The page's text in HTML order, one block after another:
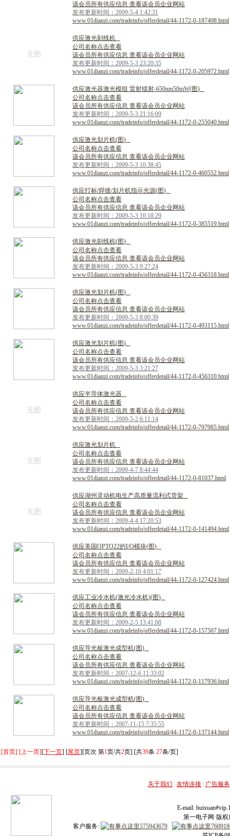
该会员所有供应信息 查看该会员企业网站
发布更新时间：2009-5-4 1:42:31
www.01dianzi.com/tradeinfo/offerdetail/44-1172-0-187408.html
无图
供应激光刻 线机
公司名称点击查看
该会员所有供应信息 查看该会员企业网站
发布更新时间：2009-5-3 23:20:35
www.01dianzi.com/tradeinfo/offerdetail/44-1172-0-205972.html
供应激光器激光模组 雷射镭射-650nm50mW(图)
公司名称点击查看
该会员所有供应信息 查看该会员企业网站
发布更新时间：2009-5-3 21:16:09
www.01dianzi.com/tradeinfo/offerdetail/44-1172-0-255040.html
供应激光划 片机(图)
公司名称点击查看
该会员所有供应信息 查看该会员企业网站
发布更新时间：2009-5-3 10:38:45
www.01dianzi.com/tradeinfo/offerdetail/44-1172-0-460552.html
供应打标/焊接/划 片机指示光源(图)
公司名称点击查看
该会员所有供应信息 查看该会员企业网站
发布更新时间：2009-5-3 10:18:29
www.01dianzi.com/tradeinfo/offerdetail/44-1172-0-385519.html
供应激光刻 线机(图)
公司名称点击查看
该会员所有供应信息 查看该会员企业网站
发布更新时间：2009-5-3 9:27:24
www.01dianzi.com/tradeinfo/offerdetail/44-1172-0-456318.html
供应激光划 片机(图)
公司名称点击查看
该会员所有供应信息 查看该会员企业网站
发布更新时间：2009-5-3 8:00:39
www.01dianzi.com/tradeinfo/offerdetail/44-1172-0-493115.html
供应激光划 片机(图)
公司名称点击查看
该会员所有供应信息 查看该会员企业网站
发布更新时间：2009-5-3 3:21:27
www.01dianzi.com/tradeinfo/offerdetail/44-1172-0-456310.html
无图
供应半导体激光器
公司名称点击查看
该会员所有供应信息 查看该会员企业网站
发布更新时间：2009-5-2 6:11:14
www.01dianzi.com/tradeinfo/offerdetail/44-1172-0-797985.html
无图
供应激光划 片机
公司名称点击查看
该会员所有供应信息 查看该会员企业网站
发布更新时间：2009-4-7 8:44:44
www.01dianzi.com/tradeinfo/offerdetail/44-1172-0-81037.html
无图
供应湖州 灵动机电生产高质量流利 式货架
公司名称点击查看
该会员所有供应信息 查看该会员企业网站
发布更新时间：2009-4-4 17:20:53
www.01dianzi.com/tradeinfo/offerdetail/44-1172-0-141494.html
供应美国OPTO22的I/O模块(图)
公司名称点击查看
该会员所有供应信息 查看该会员企业网站
发布更新时间：2009-2-10 4:01:17
www.01dianzi.com/tradeinfo/offerdetail/44-1172-0-127424.html
供应工业冷水机(激光冷水机)(图)
公司名称点击查看
该会员所有供应信息 查看该会员企业网站
发布更新时间：2009-2-5 13:41:08
www.01dianzi.com/tradeinfo/offerdetail/44-1172-0-157507.html
供应导光板激光成型机(图)
公司名称点击查看
该会员所有供应信息 查看该会员企业网站
发布更新时间：2007-12-6 11:33:02
www.01dianzi.com/tradeinfo/offerdetail/44-1172-0-117936.html
供应导光板激光成型机(图)
公司名称点击查看
该会员所有供应信息 查看该会员企业网站
发布更新时间：2007-11-15 7:35:55
www.01dianzi.com/tradeinfo/offerdetail/44-1172-0-137144.html
[首页] [上一页][下一页] [尾页][页次 第1页/共2页] [共39条 27条/页]
关于我们 友情连接 广告服务
E-mail:
第一电子网·版权
客户服务: